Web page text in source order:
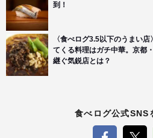
到！
〈食べログ3.5以下のうまい
てくる料理はガチ中華。京都
継ぐ気鋭店とは？
食べログ公式SNS